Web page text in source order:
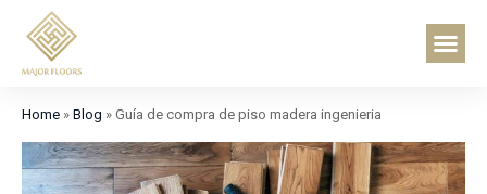
contenido
Home » Blog » Guía de compra de piso madera ingenieria